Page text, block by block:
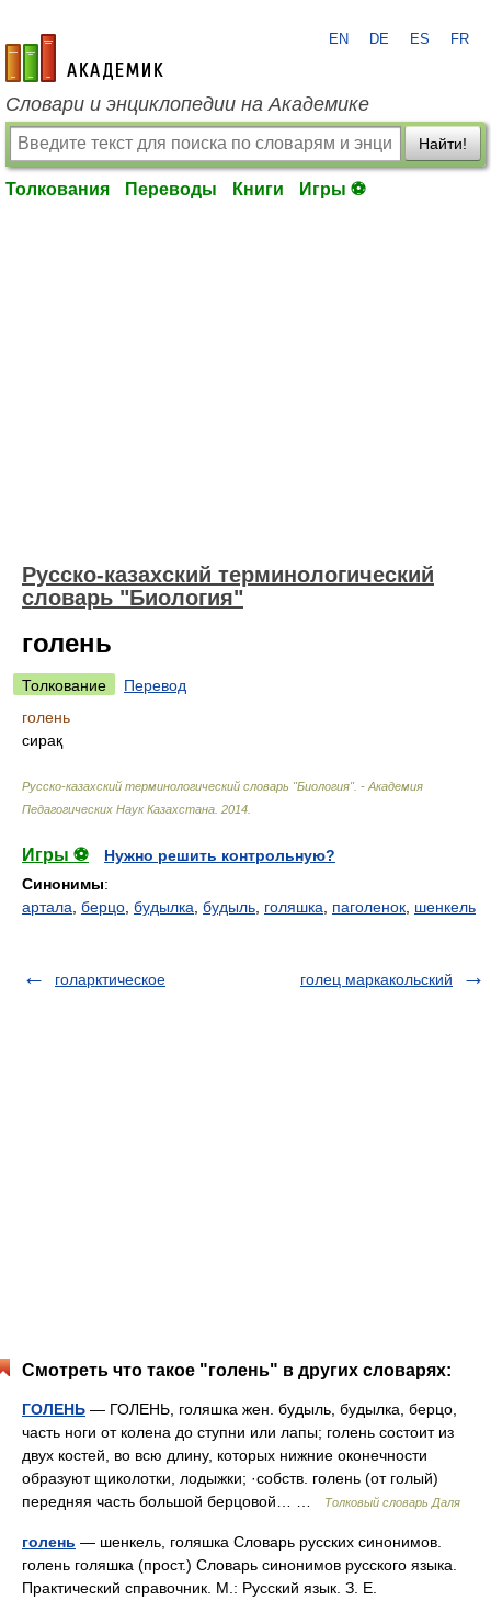
academic.ru
EN DE ES FR
Словари и энциклопедии на Академике
Найти!
Толкования Переводы Книги Игры ⚽
Русско-казахский терминологический
словарь "Биология"
голень
Толкование
Перевод
голень
сирақ
Русско-казахский терминологический словарь "Биология". - Академия
Педагогических Наук Казахстана 2014
Игры ⚽
Нужно решить контрольную?
Синонимы:
артала берцо будылка будыль голяшка паголенок шенкель
голарктическое голец маркакольский
Смотреть что такое "голень" в других словарях:
ГОЛЕНЬ — ГОЛЕНЬ, голяшка жен. будыль, будылка, берцо,
часть ноги от колена до ступни или лапы; голень состоит из
двух костей, во всю длину, которых нижние оконечности
образуют щиколотки, лодыжки; ·собств. голень (от голый)
передняя часть большой берцовой… …
Толковый словарь Даля
голень — шенкель, голяшка Словарь русских синонимов.
голень голяшка (прост.) Словарь синонимов русского языка.
Практический справочник. М.: Русский язык. З. Е.